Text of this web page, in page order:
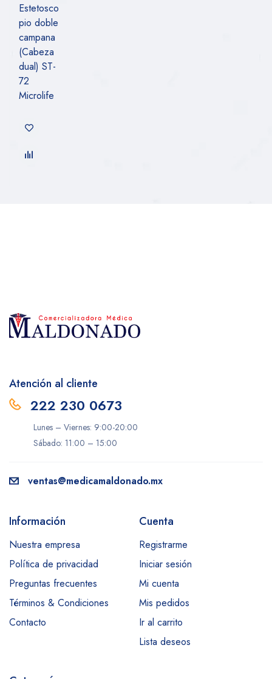
Estetosco
pio doble
campana
(Cabeza
dual) ST-
72
Microlife
Atención al cliente
222 230 0673
Lunes – Viernes: 9:00-20:00
Sábado: 11:00 – 15:00
ventas@medicamaldonado.mx
Información
Nuestra empresa
Política de privacidad
Preguntas frecuentes
Términos & Condiciones
Contacto
Cuenta
Registrarme
Iniciar sesión
Mi cuenta
Mis pedidos
Ir al carrito
Lista deseos